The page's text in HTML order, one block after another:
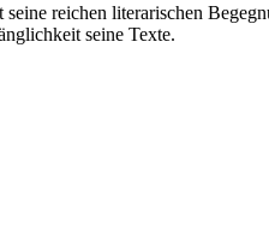
reichen literarischen
seine Texte.